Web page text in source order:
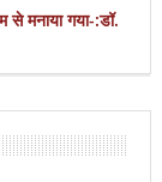
से मनाया गया-:डॉ.